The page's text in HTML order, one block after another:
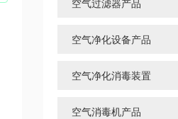
空气过滤器产品
空气净化设备产品
空气净化消毒装置
空气消毒机产品